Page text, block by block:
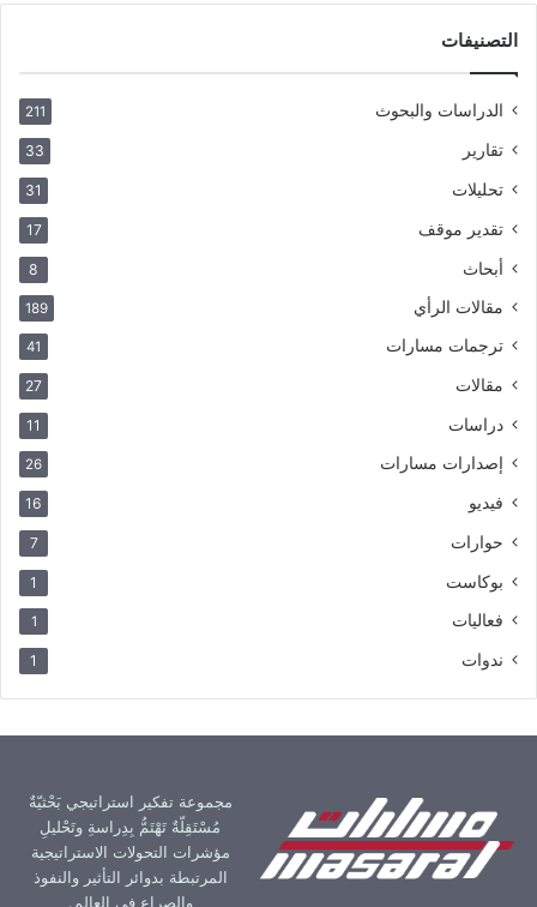
التصنيفات
الدراسات والبحوث 211
تقارير 33
تحليلات 31
تقدير موقف 17
أبحاث 8
مقالات الرأي 189
ترجمات مسارات 41
مقالات 27
دراسات 11
إصدارات مسارات 26
فيديو 16
حوارات 7
بوكاست 1
فعاليات 1
ندوات 1
مجموعة تفكير استراتيجي بَحْثيّةٌ
مُسْتَقِلّةٌ تَهْتَمُّ بِدِراسةِ وتَحْليلِ
مؤشرات التحولات الاستراتيجية
المرتبطة بدوائر التأثير والنفوذ
والصراع في العالم.